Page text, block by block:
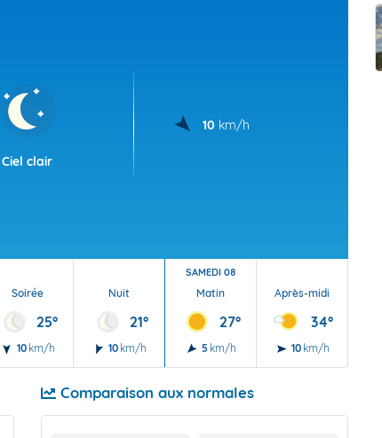
Ciel clair
10 km/h
Soirée
25°
10 km/h
Nuit
21°
10 km/h
SAMEDI 08
Matin
27°
5 km/h
Après-midi
34°
10 km/h
Comparaison aux normales